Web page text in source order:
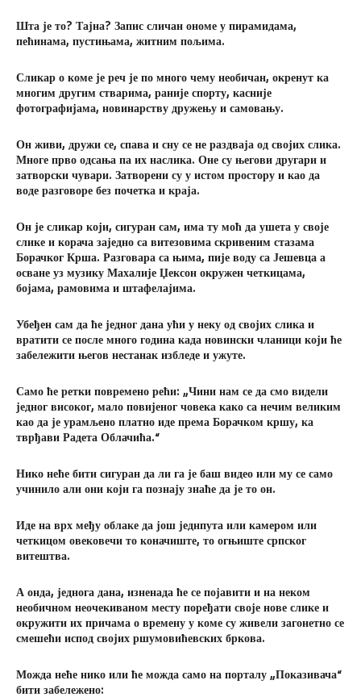
Шта је то? Тајна? Запис сличан ономе у пирамидама,
пећинама, пустињама, житним пољима.
Сликар о коме је реч је по много чему необичан, окренут ка
многим другим стварима, раније спорту, касније
фотографијама, новинарству дружењу и самовању.
Он живи, дружи се, спава и сну се не раздваја од својих слика.
Многе прво одсања па их наслика. Оне су његови другари и
затворски чувари. Затворени су у истом простору и као да
воде разговоре без почетка и краја.
Он је сликар који, сигуран сам, има ту моћ да ушета у своје
слике и корача заједно са витезовима скривеним стазама
Борачког Крша. Разговара са њима, пије воду са Јешевца а
осване уз музику Махалије Џексон окружен четкицама,
бојама, рамовима и штафелајима.
Убеђен сам да ће једног дана ући у неку од својих слика и
вратити се после много година када новински чланици који ће
забележити његов нестанак избледе и ужуте.
Само ће ретки повремено рећи: „Чини нам се да смо видели
једног високог, мало повијеног човека како са нечим великим
као да је урамљено платно иде према Борачком кршу, ка
тврђави Радета Облачића.“
Нико неће бити сигуран да ли га је баш видео или му се само
учинило али они који га познају знаће да је то он.
Иде на врх међу облаке да још једнпута или камером или
четкицом овековечи то коначиште, то огњиште српског
витештва.
А онда, једнога дана, изненада ће се појавити и на неком
необичном неочекиваном месту поређати своје нове слике и
окружити их причама о времену у коме су живели загонетно се
смешећи испод својих ршумовићевских бркова.
Можда неће нико или ће можда само на порталу „Показивача“
бити забележено: